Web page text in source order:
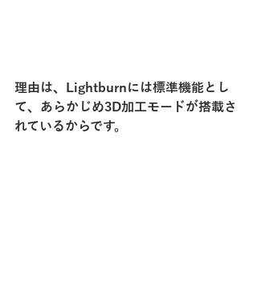
理由は、Lightburnには標準機能とし
て、あらかじめ3D加工モードが搭載さ
れているからです。